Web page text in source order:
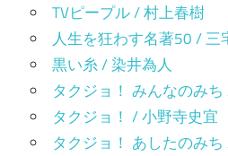
TVピープル / 村上春樹
人生を狂わす名著50 / 三
黒い糸 / 染井為人
タクジョ！ みんなのみ
タクジョ！ / 小野寺史宜
タクジョ！ あしたのみ